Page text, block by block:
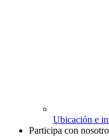
Ubicación e
Participa con